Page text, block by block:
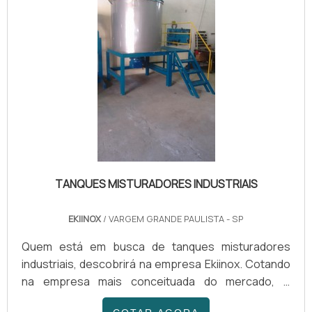
TANQUES MISTURADORES INDUSTRIAIS
EKIINOX / VARGEM GRANDE PAULISTA - SP
Quem está em busca de tanques misturadores
industriais, descobrirá na empresa Ekiinox. Cotando
na empresa mais conceituada do mercado, é
possível achar sofisticação, qualidade e preço justo